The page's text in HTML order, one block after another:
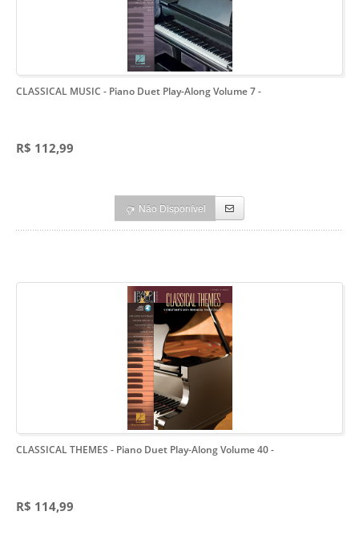
CLASSICAL MUSIC - Piano Duet Play-Along Volume 7-
R$ 112,99
Não Disponível
CLASSICAL THEMES - Piano Duet Play-Along Volume 40-
R$ 114,99